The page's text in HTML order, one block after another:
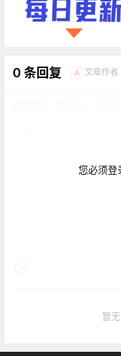
0 条回复 A 文章作者
您必须登
暂